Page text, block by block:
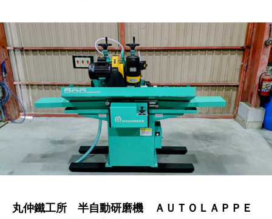
丸仲鐵工所 半自動研磨機 ＡＵＴＯＬＡＰＰＥ